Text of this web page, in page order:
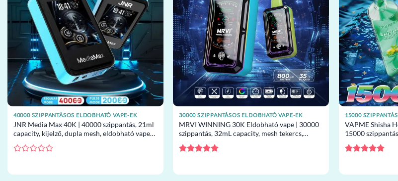
40000 SZIPPANTÁSOS ELDOBHATÓ VAPE-EK
JNR Media Max 40K | 40000 szippantás, 21ml
capacity, kijelző, dupla mesh, eldobható vape
/
30000 SZIPPANTÁSOS ELDOBHATÓ VAPE-EK
MRVI WINNING 30K Eldobható vape | 30000
szippantás, 32mL capacity, mesh tekercs,
eldobható vape nagykereskedelem
15000
VAPME Shisha
15000
vape